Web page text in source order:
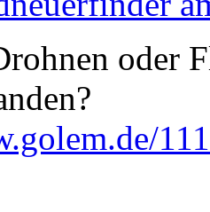
oder